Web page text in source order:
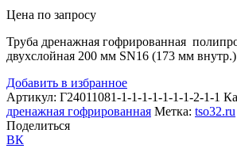
Цена по запросу
Труба дренажная гофрированная
двухслойная 200 мм SN16 (173 мм внутр.)
Добавить в избранное
Артикул: Г24011081-1-1-1-1-1-1-1-2-1-1
дренажная гофрированная Метка: tso32.ru
Поделиться
ВК